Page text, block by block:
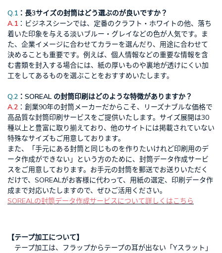
Q.1 ：長3サイズの封筒はどう選ぶのが良いですか？
A.1 ：ビジネスシーンでは、定番のクラフト・ホワイトの他、落ち
着いた印象を与える淡いブルー・グレイなどの色が人気です。ま
た、企業イメージに合わせてカラーを選んだり、用途に合わせて
決めることも重要です。例えば、個人情報などの重要な情報を含
む書類を封入する場合には、紙の厚いものや裏地が透けにくい加
工をしてあるものを選ぶことをおすすめいたします。
Q.2 ：SOREAL の封筒印刷はどのような特徴がありますか？
A.2 ：創業90年の封筒メーカーだからこそ、リーズナブルな価格で
高品質な封筒印刷サービスをご提供いたします。サイズ展開は30
種以上と豊富に取り揃えており、他のサイトには掲載されていない
特殊なサイズもご用意しております。
また、「手元にある封筒と同じものを作りたいけれど印刷用のデ
ータ作成ができない」という方のために、封筒データ作成サービ
スをご用意しております。お手元の封筒を郵送でお送りいただく
だけで、SOREALがお客様に代わって、用紙の選定、印刷データ作
成まで対応いたしますので、ぜひご活用ください。
SOREALの封筒データ作成サービスについて詳しくはこちら
【テープ加工について】
テープ加工は、フラップからテープの耳が出ない「Yスラット」